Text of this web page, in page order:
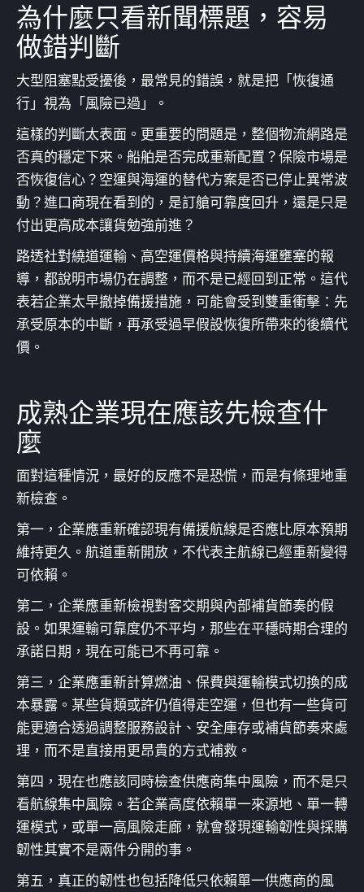
為什麼只看新聞標題，容易
做錯判斷
大型阻塞點受擾後，最常見的錯誤，就是把「恢復通
行」視為「風險已過」。
這樣的判斷太表面。更重要的問題是，整個物流網路是
否真的穩定下來。船舶是否完成重新配置？保險市場是
否恢復信心？空運與海運的替代方案是否已停止異常波
動？進口商現在看到的，是訂艙可靠度回升，還是只是
付出更高成本讓貨勉強前進？
路透社對繞道運輸、高空運價格與持續海運壅塞的報
導，都說明市場仍在調整，而不是已經回到正常。這代
表若企業太早撤掉備援措施，可能會受到雙重衝擊：先
承受原本的中斷，再承受過早假設恢復所帶來的後續代
價。
成熟企業現在應該先檢查什
麼
面對這種情況，最好的反應不是恐慌，而是有條理地重
新檢查。
第一，企業應重新確認現有備援航線是否應比原本預期
維持更久。航道重新開放，不代表主航線已經重新變得
可依賴。
第二，企業應重新檢視對客交期與內部補貨節奏的假
設。如果運輸可靠度仍不平均，那些在平穩時期合理的
承諾日期，現在可能已不再可靠。
第三，企業應重新計算燃油、保費與運輸模式切換的成
本暴露。某些貨類或許仍值得走空運，但也有一些貨可
能更適合透過調整服務設計、安全庫存或補貨節奏來處
理，而不是直接用更昂貴的方式補救。
第四，現在也應該同時檢查供應商集中風險，而不是只
看航線集中風險。若企業高度依賴單一來源地、單一轉
運模式，或單一高風險走廊，就會發現運輸韌性與採購
韌性其實不是兩件分開的事。
第五，真正的韌性也包括降低只依賴單一供應商的風